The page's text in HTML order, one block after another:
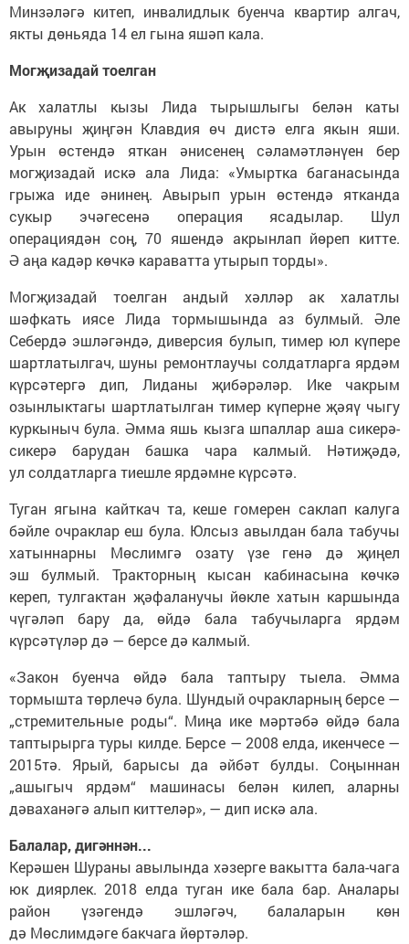
Минзәләгә китеп, инвалидлык буенча квартир алгач,
якты дөньяда 14 ел гына яшәп кала.
Могҗизадай тоелган
Ак халатлы кызы Лида тырышлыгы белән каты
авыруны җиңгән Клавдия өч дистә елга якын яши.
Урын өстендә яткан әнисенең сәламәтләнүен бер
могҗизадай искә ала Лида: «Умыртка баганасында
грыжа иде әнинең. Авырып урын өстендә ятканда
сукыр эчәгесенә операция ясадылар. Шул
операциядән соң, 70 яшендә акрынлап йөреп китте.
Ә аңа кадәр көчкә караватта утырып торды».
Могҗизадай тоелган андый хәлләр ак халатлы
шәфкать иясе Лида тормышында аз булмый. Әле
Себердә эшләгәндә, диверсия булып, тимер юл күпере
шартлатылгач, шуны ремонтлаучы солдатларга ярдәм
күрсәтергә дип, Лиданы җибәрәләр. Ике чакрым
озынлыктагы шартлатылган тимер күперне җәяү чыгу
куркыныч була. Әмма яшь кызга шпаллар аша сикерә-
сикерә барудан башка чара калмый. Нәтиҗәдә,
ул солдатларга тиешле ярдәмне күрсәтә.
Туган ягына кайткач та, кеше гомерен саклап калуга
бәйле очраклар еш була. Юлсыз авылдан бала табучы
хатыннарны Мөслимгә озату үзе генә дә җиңел
эш булмый. Тракторның кысан кабинасына көчкә
кереп, тулгактан җәфаланучы йөкле хатын каршында
чүгәләп бару да, өйдә бала табучыларга ярдәм
күрсәтүләр дә — берсе дә калмый.
«Закон буенча өйдә бала таптыру тыела. Әмма
тормышта төрлечә була. Шундый очракларның берсе —
„стремительные роды“. Миңа ике мәртәбә өйдә бала
таптырырга туры килде. Берсе — 2008 елда, икенчесе —
2015тә. Ярый, барысы да әйбәт булды. Соңыннан
„ашыгыч ярдәм“ машинасы белән килеп, аларны
дәваханәгә алып киттеләр», — дип искә ала.
Балалар, дигәннән...
Керәшен Шураны авылында хәзерге вакытта бала-чага
юк диярлек. 2018 елда туган ике бала бар. Аналары
район үзәгендә эшләгәч, балаларын көн
дә Мөслимдәге бакчага йөртәләр.